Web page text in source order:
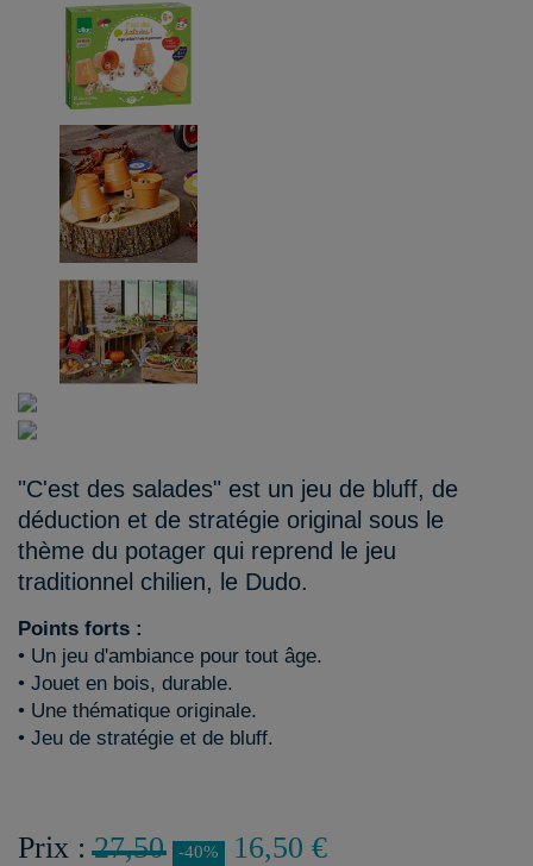
"C'est des salades" est un jeu de bluff, de
déduction et de stratégie original sous le
thème du potager qui reprend le jeu
traditionnel chilien, le Dudo.
Points forts :
• Un jeu d'ambiance pour tout âge.
• Jouet en bois, durable.
• Une thématique originale.
• Jeu de stratégie et de bluff.
Prix :27,50 -40% 16,50 €